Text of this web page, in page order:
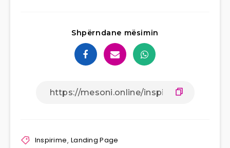
Shpërndane mësimin
Inspirime, Landing Page